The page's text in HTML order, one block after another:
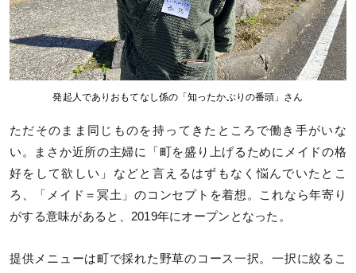
発起人でありおもてなし係の「知ったかぶりの番頭」さん
ただそのまま同じものを持ってきたところで働き手がいな
い。まさか近所の主婦に「町を盛り上げるためにメイドの格
好をして欲しい」などと言えるはずもなく悩んでいたとこ
ろ、「メイド＝冥土」のコンセプトを着想。これなら年寄り
がする意味があると、2019年にオープンとなった。
提供メニューは町で採れた野草のコース一択。一択に絞るこ